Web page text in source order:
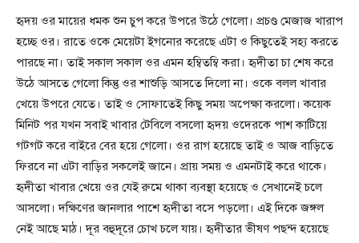
হৃদয় ওর মায়ের ধমক শুন চুপ করে উপরে উঠে গেলো। প্রচণ্ড মেজাজ খারাপ
হচ্ছে ওর। রাতে ওকে মেয়েটা ইগনোর করেছে এটা ও কিছুতেই সহ্য করতে
পারছে না। তাই সকাল সকাল ওর এমন হম্বিতম্বি করা। হৃদীতা চা শেষ করে
উঠে আসতে গেলো কিন্তু ওর শাশুড়ি আসতে দিলো না। ওকে বলল খাবার
খেয়ে উপরে যেতে। তাই ও সোফাতেই কিছু সময় অপেক্ষা করলো। কয়েক
মিনিট পর যখন সবাই খাবার টেবিলে বসলো হৃদয় ওদেরকে পাশ কাটিয়ে
গটগট করে বাইরে বের হয়ে গেলো। ওর রাগ হয়েছে তাই ও আজ বাড়িতে
ফিরবে না এটা বাড়ির সকলেই জানে। প্রায় সময় ও এমনটাই করে থাকে।
হৃদীতা খাবার খেয়ে ওর যেই রুমে থাকা ব্যবস্থা হয়েছে ও সেখানেই চলে
আসলো। দক্ষিণের জানলার পাশে হৃদীতা বসে পড়লো। এই দিকে জঙ্গল
নেই আছে মাঠ। দূর বহুদূরে চোখ চলে যায়। হৃদীতার ভীষণ পছন্দ হয়েছে